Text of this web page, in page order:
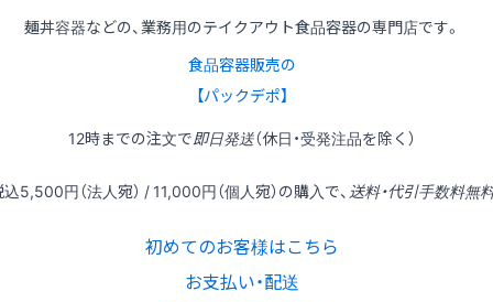
麺丼容器などの、業務用のテイクアウト食品容器の専門店です。
食品容器販売の
【パックデポ】
12時までの注文で即日発送（休日・受発注品を除く）
込5,500円（法人宛） / 11,000円（個人宛）の購入で、 送料・代引手数料無
初めてのお客様はこちら
お支払い・配送